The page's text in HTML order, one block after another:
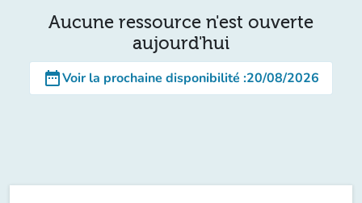
Aucune ressource n'est ouverte
aujourd'hui
date_rangeVoir la prochaine disponibilité :20/08/2026